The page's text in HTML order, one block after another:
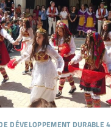
développement durable 4